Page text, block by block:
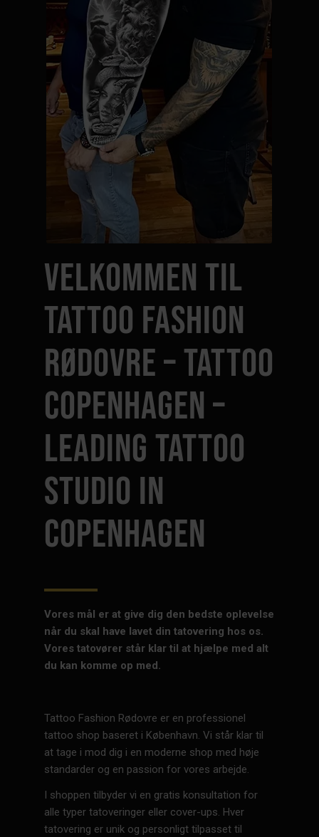
VELKOMMEN TIL
TATTOO FASHION
RØDOVRE – TATTOO
COPENHAGEN –
LEADING TATTOO
STUDIO IN
COPENHAGEN
Vores mål er at give dig den bedste oplevelse
når du skal have lavet din tatovering hos os.
Vores tatovører står klar til at hjælpe med alt
du kan komme op med.
Tattoo Fashion Rødovre er en professionel
tattoo shop baseret i København. Vi står klar til
at tage i mod dig i en moderne shop med høje
standarder og en passion for vores arbejde.
I shoppen tilbyder vi en gratis konsultation for
alle typer tatoveringer eller cover-ups. Hver
tatovering er unik og personligt tilpasset til